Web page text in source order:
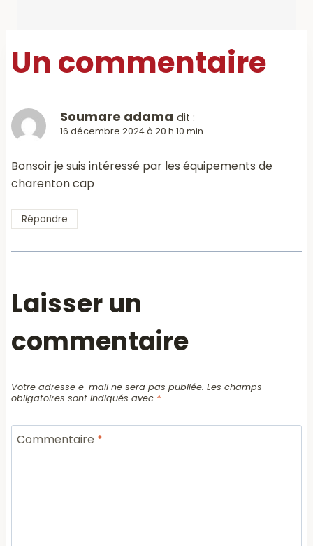
Un commentaire
Soumare adama dit :
16 décembre 2024 à 20 h 10 min
Bonsoir je suis intéressé par les équipements de
charenton cap
Répondre
Laisser un
commentaire
Votre adresse e-mail ne sera pas publiée. Les champs
obligatoires sont indiqués avec *
Commentaire *